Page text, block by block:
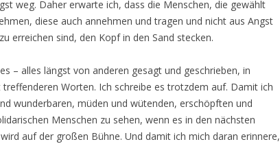
weg. Daher erwarte ich, dass die Menschen, die gewählt
diese auch annehmen und tragen und nicht aus Angst
erreichen sind, den Kopf in den Sand stecken.
– alles längst von anderen gesagt und geschrieben, in
Worten. Ich schreibe es trotzdem auf. Damit ich
wunderbaren, müden und wütenden, erschöpften und
Menschen zu sehen, wenn es in den nächsten
auf der großen Bühne. Und damit ich mich daran erinnere,